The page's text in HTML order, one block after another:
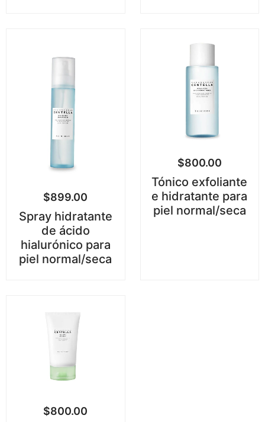
$899.00
Spray hidratante
de ácido
hialurónico para
piel normal/seca
$800.00
Tónico exfoliante
e hidratante para
piel normal/seca
$800.00